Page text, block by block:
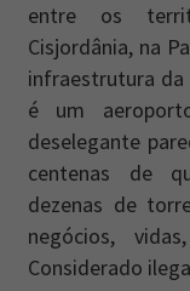
entre os
Cisjordânia, na
infraestrutura da
é um
deselegante
centenas de
dezenas de
negócios,
Considerado